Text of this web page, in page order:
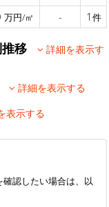
万円/㎡ - 1 件
推移
詳細を表示す
詳細を表示する
表示する
認したい場合は、以